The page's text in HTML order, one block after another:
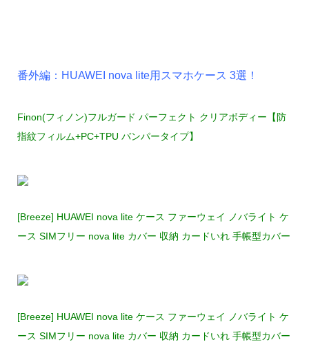
番外編：HUAWEI nova lite用スマホケース 3選！
Finon(フィノン)フルガード パーフェクト クリアボディー【防
指紋フィルム+PC+TPU バンパータイプ】
[Breeze] HUAWEI nova lite ケース ファーウェイ ノバライト ケ
ース SIMフリー nova lite カバー 収納 カードいれ 手帳型カバー
[Breeze] HUAWEI nova lite ケース ファーウェイ ノバライト ケ
ース SIMフリー nova lite カバー 収納 カードいれ 手帳型カバー